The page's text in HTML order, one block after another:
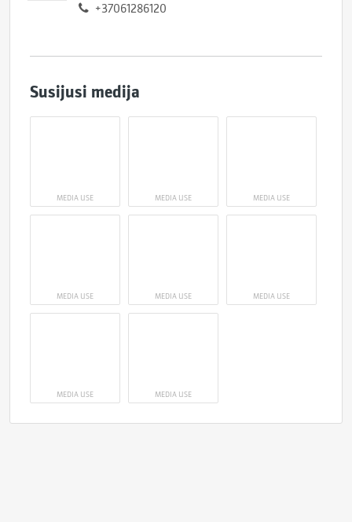
+37061286120
Susijusi medija
MEDIA USE MEDIA USE MEDIA USE
MEDIA USE MEDIA USE MEDIA USE
MEDIA USE MEDIA USE